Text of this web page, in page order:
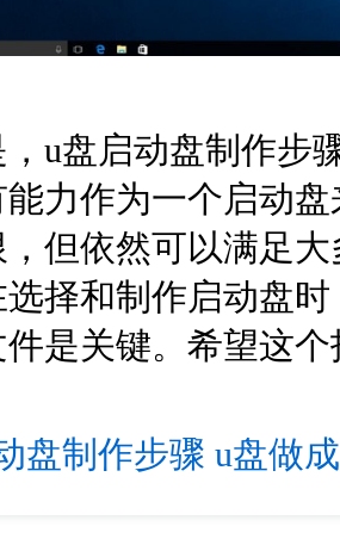
，u盘启动盘制作步
能力作为一个启动
，但依然可以满足
择和制作启动盘
是关键。希望这
盘制作步骤 u盘做